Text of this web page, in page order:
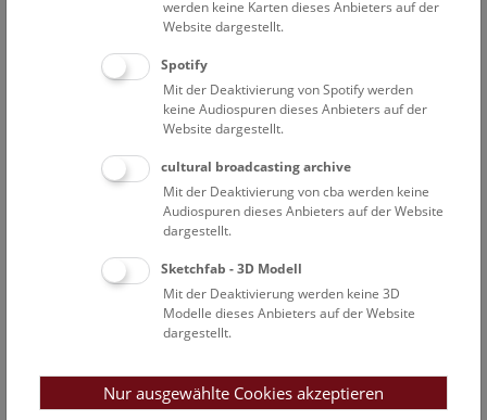
Heinrich Angelika
Wissenschaftler i.R.
Hietz Meral Anna
akademische Konservatorin | Restauratorin
Hirsch Barbara
Vermittlerin
Holzer Veronika
Wissenschaftlerin i. R.
akademische Konservatorin │ Restauratorin
Kern Vinzenz
Angestellter
Projektmitarbeiter FWF-Projekt „Religiopolitics – the
werden keine Karten dieses Anbieters auf der
Website dargestellt.
Spotify
Mit der Deaktivierung von Spotify werden
keine Audiospuren dieses Anbieters auf der
Website dargestellt.
cultural broadcasting archive
Mit der Deaktivierung von cba werden keine
Audiospuren dieses Anbieters auf der Website
dargestellt.
Sketchfab - 3D Modell
Mit der Deaktivierung werden keine 3D
Modelle dieses Anbieters auf der Website
dargestellt.
Nur ausgewählte Cookies akzeptieren